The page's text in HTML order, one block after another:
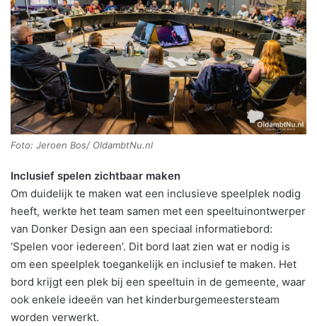
Foto: Jeroen Bos/ OldambtNu.nl
Inclusief spelen zichtbaar maken
Om duidelijk te maken wat een inclusieve speelplek nodig
heeft, werkte het team samen met een speeltuinontwerper
van Donker Design aan een speciaal informatiebord:
‘Spelen voor iedereen’. Dit bord laat zien wat er nodig is
om een speelplek toegankelijk en inclusief te maken. Het
bord krijgt een plek bij een speeltuin in de gemeente, waar
ook enkele ideeën van het kinderburgemeestersteam
worden verwerkt.